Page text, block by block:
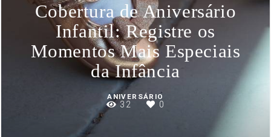
Cobertura de Aniversário
Infantil: Registre os
Momentos Mais Especiais
da Infância
ANIVERSÁRIO
32 0